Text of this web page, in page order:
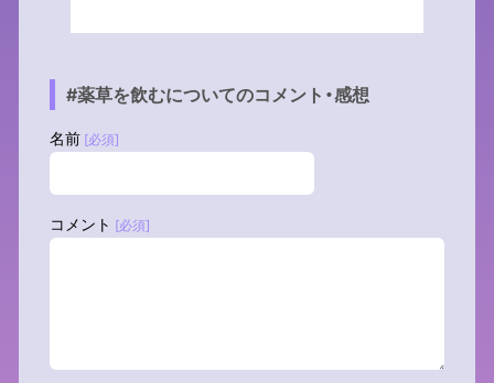
#薬草を飲むについてのコメント・感想
名前 [必須]
コメント [必須]